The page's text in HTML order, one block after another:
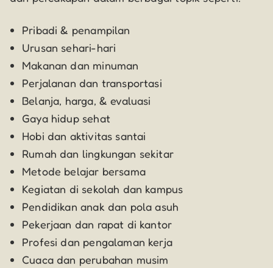
Pribadi & penampilan
Urusan sehari-hari
Makanan dan minuman
Perjalanan dan transportasi
Belanja, harga, & evaluasi
Gaya hidup sehat
Hobi dan aktivitas santai
Rumah dan lingkungan sekitar
Metode belajar bersama
Kegiatan di sekolah dan kampus
Pendidikan anak dan pola asuh
Pekerjaan dan rapat di kantor
Profesi dan pengalaman kerja
Cuaca dan perubahan musim